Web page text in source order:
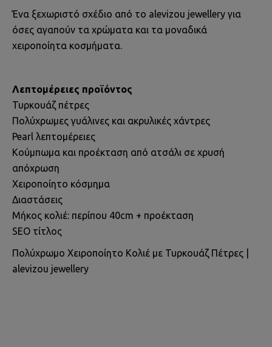
Ένα ξεχωριστό σχέδιο από το alevizou jewellery για
όσες αγαπούν τα χρώματα και τα μοναδικά
χειροποίητα κοσμήματα.
Λεπτομέρειες προϊόντος
Τυρκουάζ πέτρες
Πολύχρωμες γυάλινες και ακρυλικές χάντρες
Pearl λεπτομέρειες
Κούμπωμα και προέκταση από ατσάλι σε χρυσή
απόχρωση
Χειροποίητο κόσμημα
Διαστάσεις
Μήκος κολιέ: περίπου 40cm + προέκταση
SEO τίτλος
Πολύχρωμο Χειροποίητο Κολιέ με Τυρκουάζ Πέτρες |
alevizou jewellery